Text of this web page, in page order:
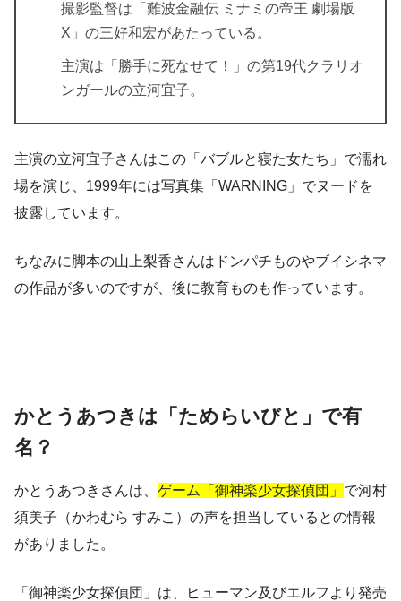
撮影監督は「難波金融伝 ミナミの帝王 劇場版
X」の三好和宏があたっている。
主演は「勝手に死なせて！」の第19代クラリオ
ンガールの立河宜子。
主演の立河宜子さんはこの「バブルと寝た女たち」で濡れ
場を演じ、1999年には写真集「WARNING」でヌードを
披露しています。
ちなみに脚本の山上梨香さんはドンパチものやブイシネマ
の作品が多いのですが、後に教育ものも作っています。
かとうあつきは「ためらいびと」で有
名？
かとうあつきさんは、 ゲーム「御神楽少女探偵団」 で河村
須美子（かわむら すみこ）の声を担当しているとの情報
がありました。
「御神楽少女探偵団」は、ヒューマン及びエルフより発売